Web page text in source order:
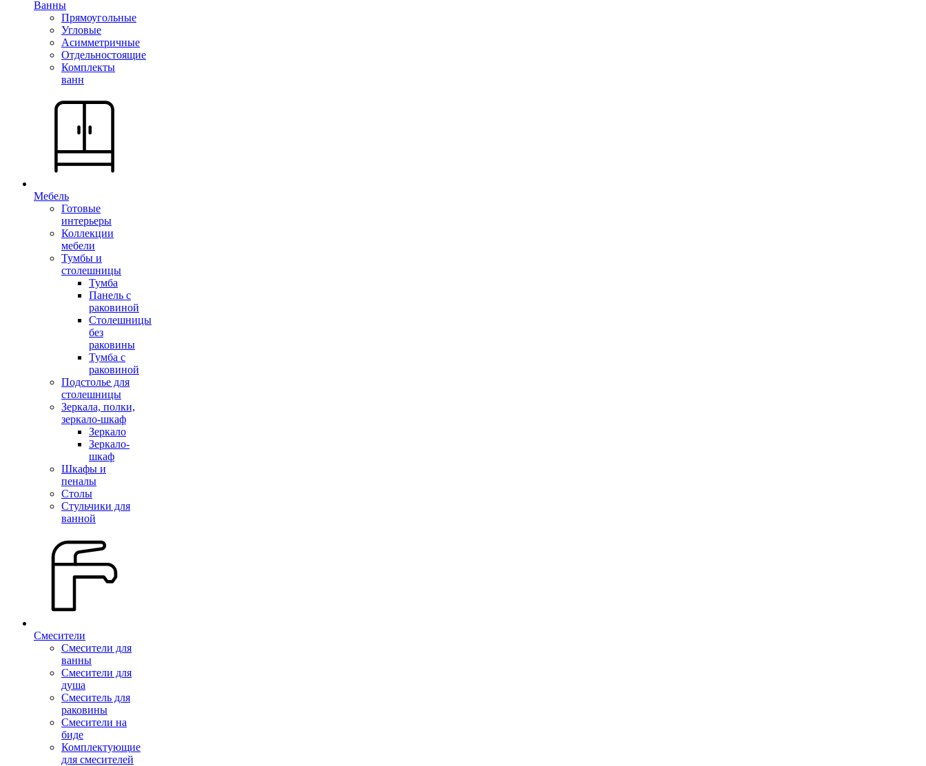
Ванны
Прямоугольные
Угловые
Асимметричные
Отдельностоящие
Комплекты
ванн
Мебель
Готовые
интерьеры
Коллекции
мебели
Тумбы и
столешницы
Тумба
Панель с
раковиной
Столешницы
без
раковины
Тумба с
раковиной
Подстолье для
столешницы
Зеркала, полки,
зеркало-шкаф
Зеркало
Зеркало-
шкаф
Шкафы и
пеналы
Столы
Стульчики для
ванной
Смесители
Смесители для
ванны
Смесители для
душа
Смеситель для
раковины
Смесители на
биде
Комплектующие
для смесителей